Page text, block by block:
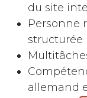
du site
Personne
structurée
allemand